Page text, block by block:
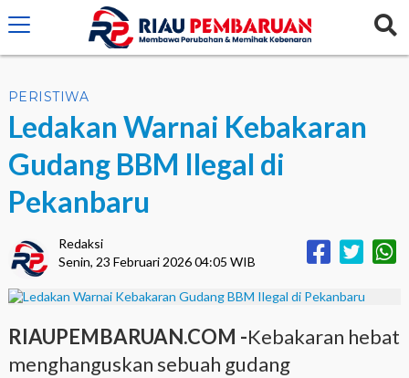
crossorigin="anonymous">
PERISTIWA
Ledakan Warnai Kebakaran
Gudang BBM Ilegal di
Pekanbaru
Redaksi
Senin, 23 Februari 2026 04:05 WIB
RIAUPEMBARUAN.COM -Kebakaran hebat
menghanguskan sebuah gudang